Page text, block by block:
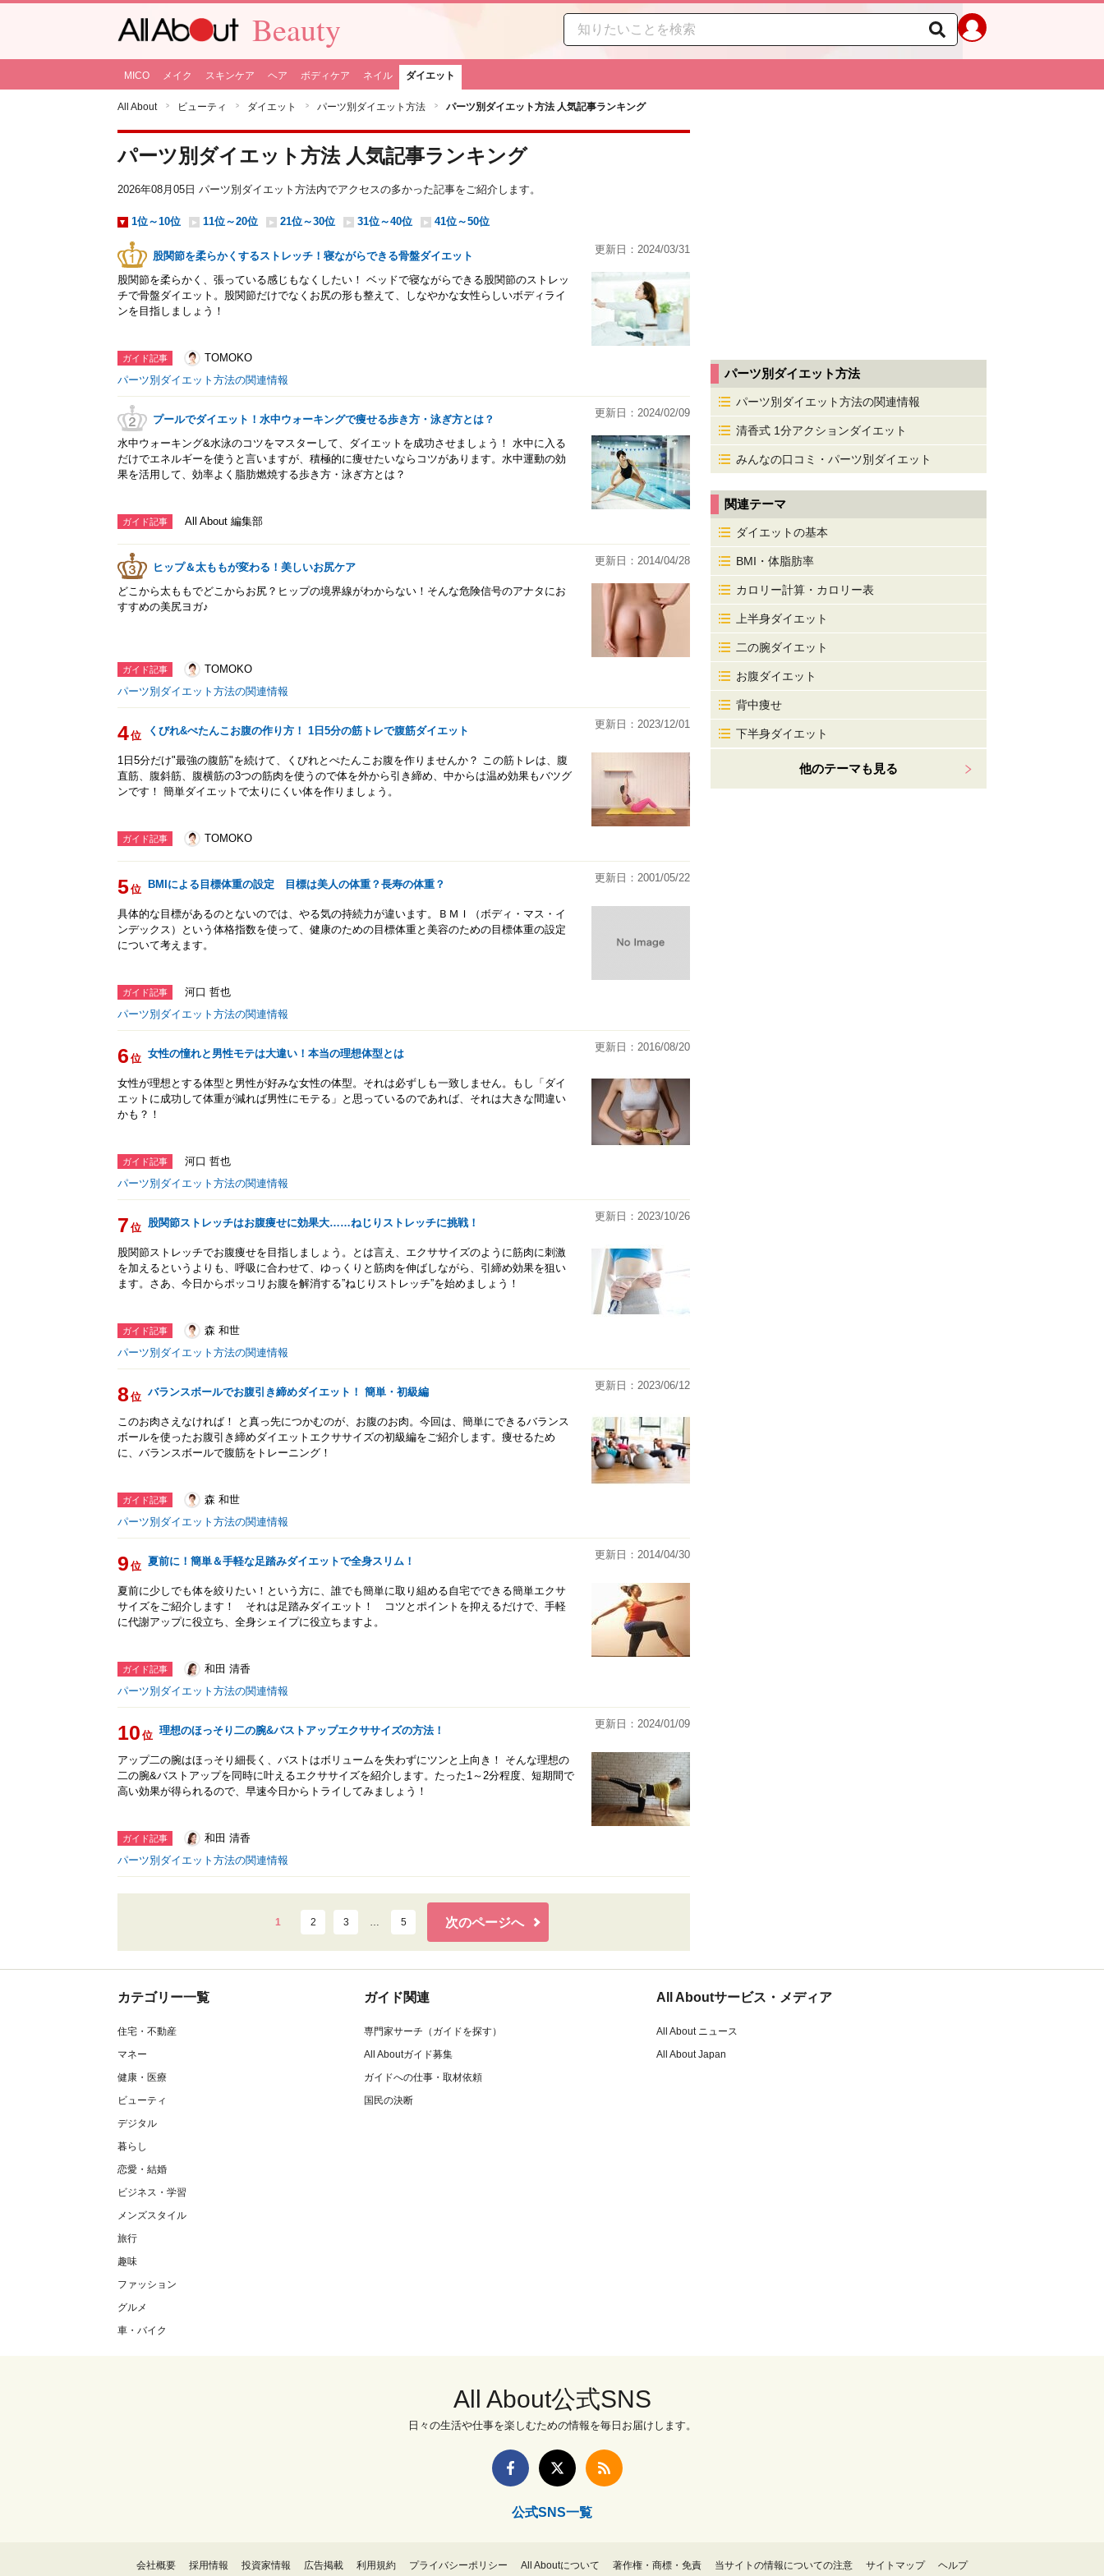
Beauty
MICO メイク スキンケア ヘア ボディケア ネイル ダイエット
All About ビューティ ダイエット パーツ別ダイエット方法 パーツ別ダイエット方法 人気記事ランキング
パーツ別ダイエット方法 人気記事ランキング
2026年08月05日 パーツ別ダイエット方法内でアクセスの多かった記事をご紹介します。
1位～10位 11位～20位 21位～30位 31位～40位 41位～50位
股関節を柔らかくするストレッチ！寝ながらできる骨盤ダイエット
更新日：2024/03/31
股関節を柔らかく、張っている感じもなくしたい！ ベッドで寝ながらできる股関節のストレッ
チで骨盤ダイエット。股関節だけでなくお尻の形も整えて、しなやかな女性らしいボディライ
ンを目指しましょう！
ガイド記事
TOMOKO
パーツ別ダイエット方法の関連情報
プールでダイエット！水中ウォーキングで痩せる歩き方・泳ぎ方とは？
更新日：2024/02/09
水中ウォーキング&水泳のコツをマスターして、ダイエットを成功させましょう！ 水中に入る
だけでエネルギーを使うと言いますが、積極的に痩せたいならコツがあります。水中運動の効
果を活用して、効率よく脂肪燃焼する歩き方・泳ぎ方とは？
ガイド記事 All About 編集部
ヒップ＆太ももが変わる！美しいお尻ケア
更新日：2014/04/28
どこから太ももでどこからお尻？ヒップの境界線がわからない！そんな危険信号のアナタにお
すすめの美尻ヨガ♪
ガイド記事
TOMOKO
パーツ別ダイエット方法の関連情報
4位 くびれ&ぺたんこお腹の作り方！ 1日5分の筋トレで腹筋ダイエット
更新日：2023/12/01
1日5分だけ"最強の腹筋"を続けて、くびれとぺたんこお腹を作りませんか？ この筋トレは、腹
直筋、腹斜筋、腹横筋の3つの筋肉を使うので体を外から引き締め、中からは温め効果もバツグ
ンです！ 簡単ダイエットで太りにくい体を作りましょう。
ガイド記事 TOMOKO
5位 BMIによる目標体重の設定 目標は美人の体重？長寿の体重？
更新日：2001/05/22
具体的な目標があるのとないのでは、やる気の持続力が違います。ＢＭＩ（ボディ・マス・イ
ンデックス）という体格指数を使って、健康のための目標体重と美容のための目標体重の設定
について考えます。
ガイド記事
河口 哲也
パーツ別ダイエット方法の関連情報
6 位 女性の憧れと男性モテは大違い！本当の理想体型とは
更新日：2016/08/20
女性が理想とする体型と男性が好みな女性の体型。それは必ずしも一致しません。もし「ダイ
エットに成功して体重が減れば男性にモテる」と思っているのであれば、それは大きな間違い
かも？！
ガイド記事
河口 哲也
パーツ別ダイエット方法の関連情報
7 位 股関節ストレッチはお腹痩せに効果大……ねじりストレッチに挑戦！
更新日：2023/10/26
股関節ストレッチでお腹痩せを目指しましょう。とは言え、エクササイズのように筋肉に刺激
を加えるというよりも、呼吸に合わせて、ゆっくりと筋肉を伸ばしながら、引締め効果を狙い
ます。さあ、今日からポッコリお腹を解消する”ねじりストレッチ”を始めましょう！
ガイド記事
森 和世
パーツ別ダイエット方法の関連情報
8位 バランスボールでお腹引き締めダイエット！ 簡単・初級編
更新日：2023/06/12
このお肉さえなければ！ と真っ先につかむのが、お腹のお肉。今回は、簡単にできるバランス
ボールを使ったお腹引き締めダイエットエクササイズの初級編をご紹介します。痩せるため
に、バランスボールで腹筋をトレーニング！
ガイド記事
森 和世
パーツ別ダイエット方法の関連情報
9 位 夏前に！簡単＆手軽な足踏みダイエットで全身スリム！
更新日：2014/04/30
夏前に少しでも体を絞りたい！という方に、誰でも簡単に取り組める自宅でできる簡単エクサ
サイズをご紹介します！ それは足踏みダイエット！ コツとポイントを抑えるだけで、手軽
に代謝アップに役立ち、全身シェイプに役立ちますよ。
ガイド記事
和田 清香
パーツ別ダイエット方法の関連情報
10 位 理想のほっそり二の腕&バストアップエクササイズの方法！
更新日：2024/01/09
アップ二の腕はほっそり細長く、バストはボリュームを失わずにツンと上向き！ そんな理想の
二の腕&バストアップを同時に叶えるエクササイズを紹介します。たった1～2分程度、短期間で
高い効果が得られるので、早速今日からトライしてみましょう！
ガイド記事
和田 清香
パーツ別ダイエット方法の関連情報
1 2 3 … 5 次のページへ
パーツ別ダイエット方法
パーツ別ダイエット方法の関連情報
清香式 1分アクションダイエット
みんなの口コミ・パーツ別ダイエット
関連テーマ
ダイエットの基本
BMI・体脂肪率
カロリー計算・カロリー表
上半身ダイエット
二の腕ダイエット
お腹ダイエット
背中痩せ
下半身ダイエット
他のテーマも見る
カテゴリー一覧
住宅・不動産
マネー
健康・医療
ビューティ
デジタル
暮らし
恋愛・結婚
ビジネス・学習
メンズスタイル
旅行
趣味
ファッション
グルメ
車・バイク
ガイド関連
専門家サーチ（ガイドを探す）
All Aboutガイド募集
ガイドへの仕事・取材依頼
国民の決断
All Aboutサービス・メディア
All About ニュース
All About Japan
All About公式SNS
日々の生活や仕事を楽しむための情報を毎日お届けします。
公式SNS一覧
会社概要 採用情報 投資家情報 広告掲載 利用規約 プライバシーポリシー All Aboutについて 著作権・商標・免責 当サイトの情報についての注意 サイトマップ ヘルプ